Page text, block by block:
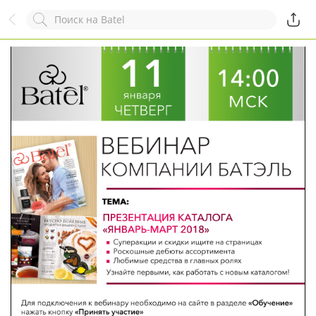
Назад
Комментарий
ОСТАВИТЬ ЗАЯВКУ
Служба online-поддержки
Появился вопрос?Заполните эту форму!
+7